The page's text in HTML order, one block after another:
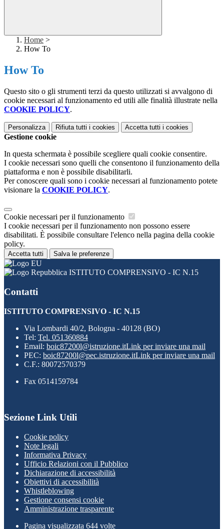
Home >
How To
How To
Questo sito o gli strumenti terzi da questo utilizzati si avvalgono di
cookie necessari al funzionamento ed utili alle finalità illustrate nella
COOKIE POLICY.
Personalizza Rifiuta tutti i cookies Accetta tutti i cookies
Gestione cookie
In questa schermata è possibile scegliere quali cookie consentire.
I cookie necessari sono quelli che consentono il funzionamento della
piattaforma e non è possibile disabilitarli.
Per conoscere quali sono i cookie necessari al funzionamento potete
visionare la COOKIE POLICY.
Cookie necessari per il funzionamento
I cookie necessari per il funzionamento non possono essere
disabilitati. È possibile consultare l'elenco nella pagina della cookie
policy.
Accetta tutti Salva le preferenze
ISTITUTO COMPRENSIVO - IC N.15
Contatti
ISTITUTO COMPRENSIVO - IC N.15
Via Lombardi 40/2, Bologna - 40128 (BO)
Tel: Tel. 051360884
Email: boic87200l@istruzione.itLink per inviare una mail
PEC: boic87200l@pec.istruzione.itLink per inviare una mail
C.F.: 80072570379
Fax 0514159784
Sezione Link Utili
Cookie policy
Note legali
Informativa Privacy
Ufficio Relazioni con il Pubblico
Dichiarazione di accessibilità
Obiettivi di accessibilità
Whistleblowing
Gestione consensi cookie
Amministrazione trasparente
Pagina visualizzata 644 volte